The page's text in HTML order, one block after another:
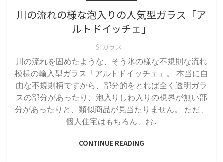
川の流れの様な泡入りの人気型ガラス「ア
ルトドイッチェ」
SIガラス
川の流れを固めたような、そう氷の様な不規則な流れ
模様の輸入型ガラス「アルトドイッチェ」。 本当に自
由な不規則柄ですから、部分的をとれば全く透明ガラ
スの部分があったり、泡入りしわ入りの視界が無い部
分があったりと、類似商品が見当たりません。 ただ、
個人住宅はもちろん、お...
CONTINUE READING